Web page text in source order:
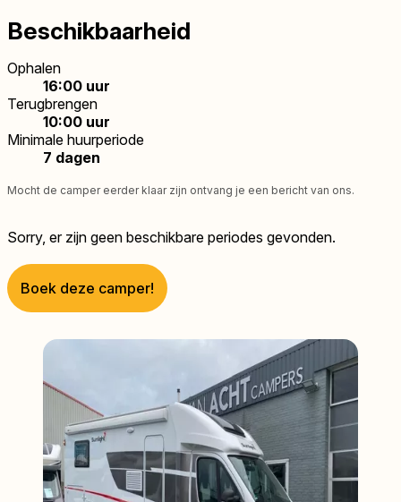
Beschikbaarheid
Ophalen
16:00 uur
Terugbrengen
10:00 uur
Minimale huurperiode
7 dagen
Mocht de camper eerder klaar zijn ontvang je een bericht van ons.
Sorry, er zijn geen beschikbare periodes gevonden.
Boek deze camper!